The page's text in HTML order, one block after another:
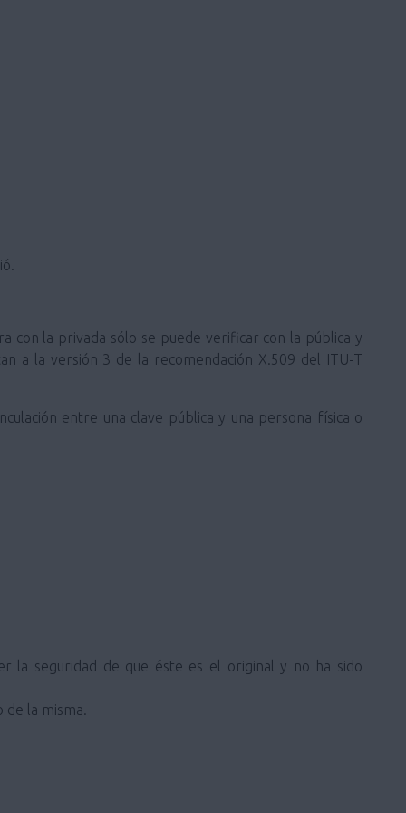
con la privada sólo se puede verificar con la pública y
a la versión 3 de la recomendación X.509 del ITU-T
entre una clave pública y una persona física o
la seguridad de que éste es el original y no ha sido
la misma.